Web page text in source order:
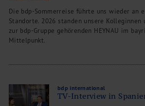
Die bdp-Sommerreise führte uns wieder an
Standorte. 2026 standen unsere Kolleginnen
zur bdp-Gruppe gehörenden HEYNAU im
Mittelpunkt.
bdp international
TV-Interview in